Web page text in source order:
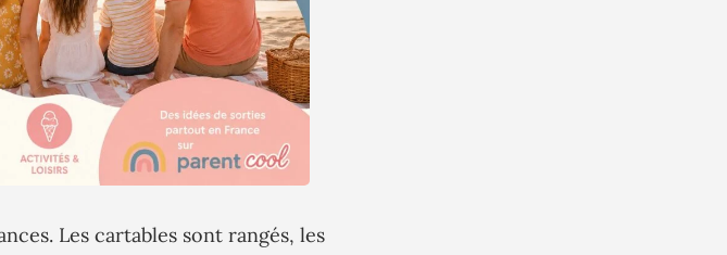
Les cartables sont rangés, les